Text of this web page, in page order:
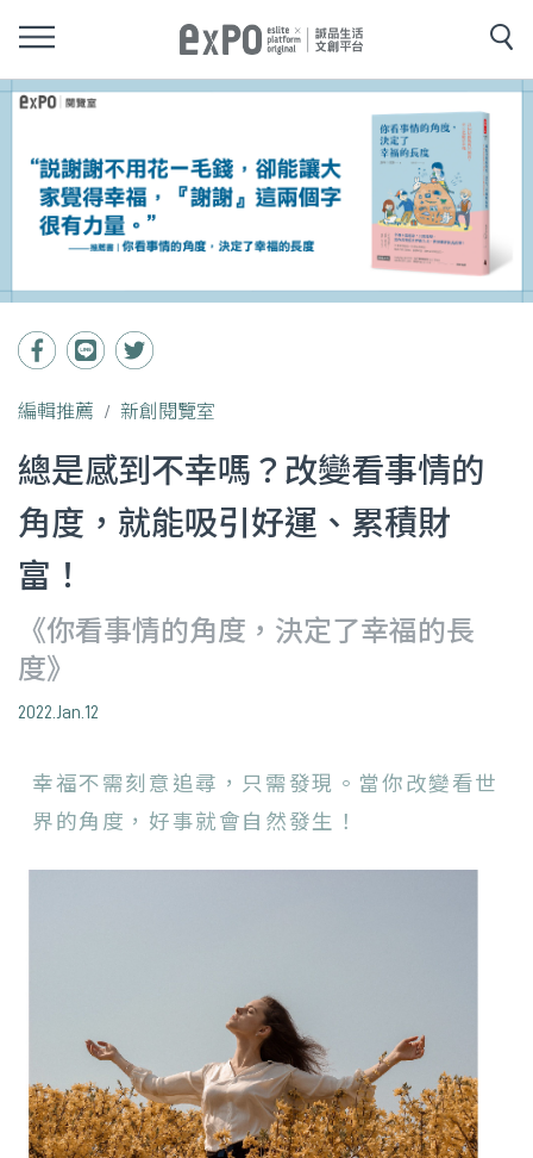
編輯推薦 新創閱覽室
總是感到不幸嗎？改變看事情的
角度，就能吸引好運、累積財
富！
《你看事情的角度，決定了幸福的長
度》
2022.Jan.12
幸福不需刻意追尋，只需發現。當你改變看世
界的角度，好事就會自然發生！